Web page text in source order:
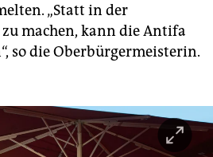
„Statt in der
machen, kann die Antifa
so die Oberbürgermeisterin.